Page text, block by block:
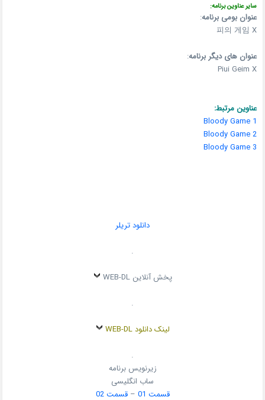
سایر عناوین برنامه:
عنوان بومی برنامه:
피의 게임 X
عنوان های دیگر برنامه:
Piui Geim X
عناوین مرتبط:
Bloody Game 1
Bloody Game 2
Bloody Game 3
دانلود تریلر
.
پخش آنلاین WEB-DL
.
لینک دانلود WEB-DL
.
زیرنویس برنامه
ساب انگلیسی
قسمت 01
–قسمت 02